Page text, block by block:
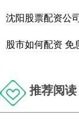
沈阳股票配资公
股市如何配资 免
推荐阅读